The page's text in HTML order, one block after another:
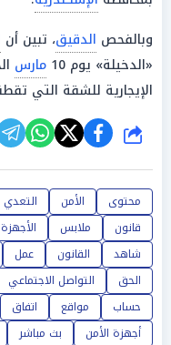
وبالفحص الدقيق، تبين أن
«الدخيلة» يوم 10
مارس
الإيجارية للشقة التي
شارك
محتوى الأمن التعدي
قانون
ملابس
شاهد
القانون عمل
الحق
التواصل الاجتماعي
حساب
مواقع اتفاق
أجهزة الأمن
بث مباشر